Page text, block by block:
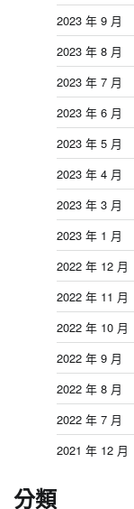
2023 年 9 月
2023 年 8 月
2023 年 7 月
2023 年 6 月
2023 年 5 月
2023 年 4 月
2023 年 3 月
2023 年 1 月
2022 年 12 月
2022 年 11 月
2022 年 10 月
2022 年 9 月
2022 年 8 月
2022 年 7 月
2021 年 12 月
分類